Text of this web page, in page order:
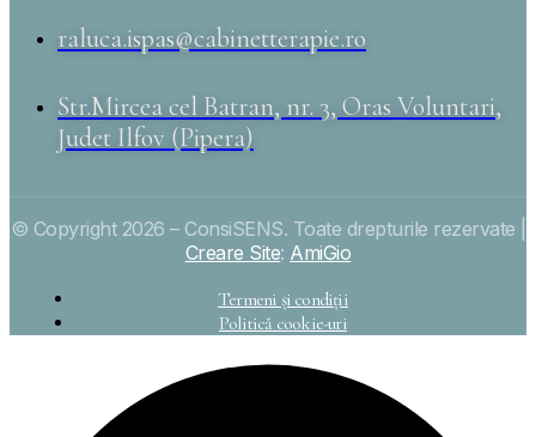
raluca.ispas@cabinetterapie.ro
Str.Mircea cel Batran, nr. 3, Oras Voluntari,
Judet Ilfov (Pipera)
© Copyright 2026 – ConsiSENS. Toate drepturile rezervate |
Creare Site: AmiGio
Termeni și condiții
Politică cookie-uri